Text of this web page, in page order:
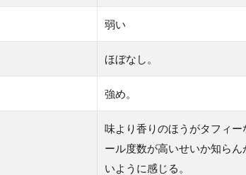
弱い
ほぼなし。
強め。
味より香りのほうがタフィー
ール度数が高いせいか知ら
いように感じる。